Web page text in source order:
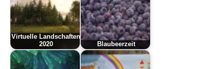
Virtuelle Landschaften
2020
Blaubeerzeit